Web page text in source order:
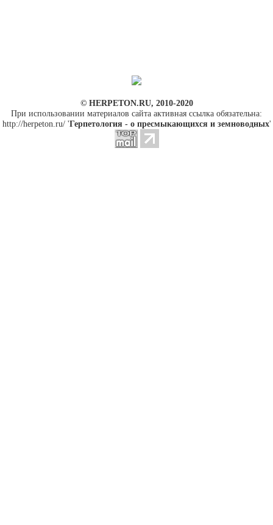
© HERPETON.RU, 2010-2020
При использовании материалов сайта активная ссылка обязательна:
http://herpeton.ru/ 'Герпетология - о пресмыкающихся и земноводных'